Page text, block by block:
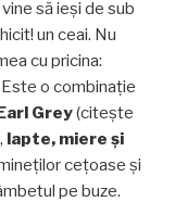
să ieși de sub
un ceai. Nu
cu pricina:
Este o combinație
Grey(citește
lapte, miere și
cețoase și
pe buze.